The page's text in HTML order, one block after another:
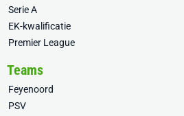
Serie A
EK-kwalificatie
Premier League
Teams
Feyenoord
PSV